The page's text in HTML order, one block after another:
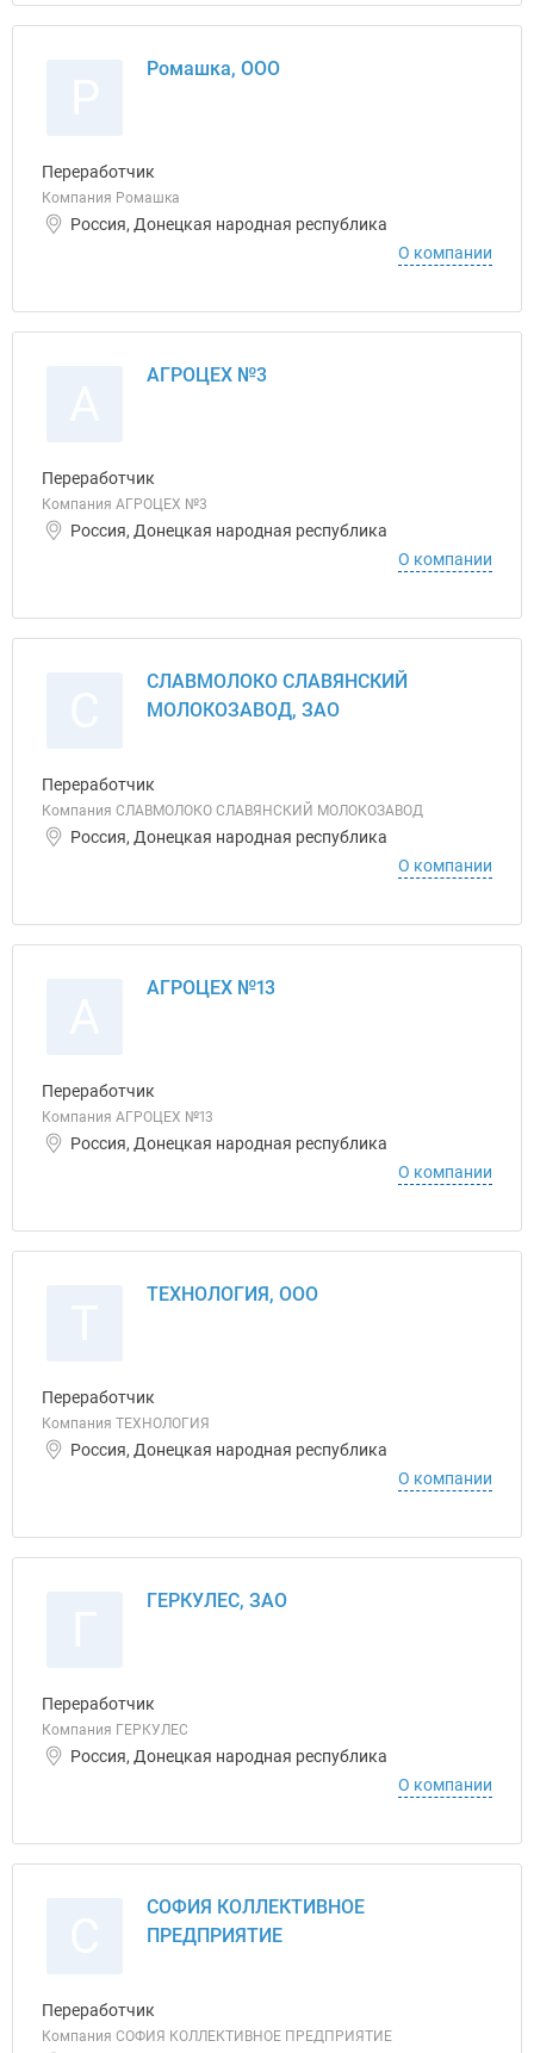
Ромашка, ООО
Переработчик
Компания Ромашка
Россия, Донецкая народная республика
О компании
АГРОЦЕХ №3
Переработчик
Компания АГРОЦЕХ №3
Россия, Донецкая народная республика
О компании
СЛАВМОЛОКО СЛАВЯНСКИЙ
МОЛОКОЗАВОД, ЗАО
Переработчик
Компания СЛАВМОЛОКО СЛАВЯНСКИЙ МОЛОКОЗАВОД
Россия, Донецкая народная республика
О компании
АГРОЦЕХ №13
Переработчик
Компания АГРОЦЕХ №13
Россия, Донецкая народная республика
О компании
ТЕХНОЛОГИЯ, ООО
Переработчик
Компания ТЕХНОЛОГИЯ
Россия, Донецкая народная республика
О компании
ГЕРКУЛЕС, ЗАО
Переработчик
Компания ГЕРКУЛЕС
Россия, Донецкая народная республика
О компании
СОФИЯ КОЛЛЕКТИВНОЕ
ПРЕДПРИЯТИЕ
Переработчик
Компания СОФИЯ КОЛЛЕКТИВНОЕ ПРЕДПРИЯТИЕ